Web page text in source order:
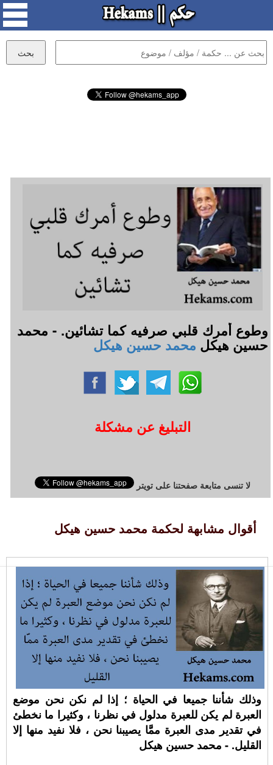
وطوع أمرك قلبي صرفيه كما تشائين. - محمد
حسين هيكل محمد حسين هيكل
التبليغ عن مشكلة
لا تنسى متابعة صفحتنا على تويتر
أقوال مشابهة لحكمة محمد حسين هيكل
وذلك شأننا جميعا في الحياة ؛ إذا لم نكن نحن موضع
العبرة لم يكن للعبرة مدلول في نظرنا ، وكثيرا ما نخطئ
في تقدير مدى العبرة ممَّا يصيبنا نحن ، فلا نفيد منها إلا
القليل. - محمد حسين هيكل